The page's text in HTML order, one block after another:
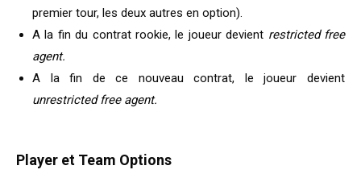
premier tour, les deux autres en option).
A la fin du contrat rookie, le joueur devient restricted free
agent.
A la fin de ce nouveau contrat, le joueur devient
unrestricted free agent.
Player et Team Options